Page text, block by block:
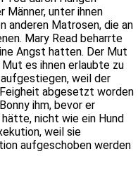
Männer, unter ihnen
anderen Matrosen, die an
Mary Read beharrte
Angst hatten. Der Mut
es ihnen erlaubte zu
weil der
abgesetzt worden
ihm, bevor er
nicht wie ein Hund
weil sie
aufgeschoben werden